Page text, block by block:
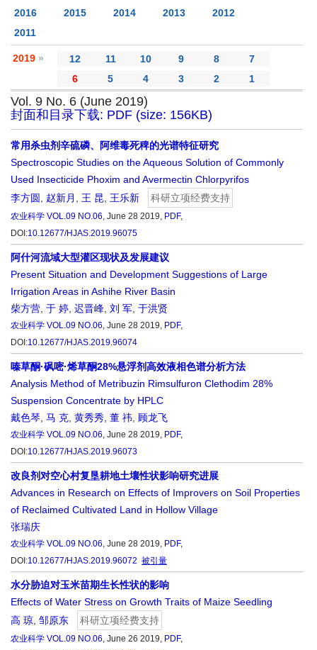
2016
2015 2014 2013
2012
2011
2019 » 12 11 10 9 8
7
6
5 4 3 2 1
Vol. 9 No. 6 (June 2019)
封面和目录下载: PDF (size: 156KB)
常用杀虫剂辛硫磷、阿维毒死稗的光谱特征研究
Spectroscopic Studies on the Aqueous Solution of Commonly
Used Insecticide Phoxim and Avermectin Chlorpyrifos
李方圆
赵新月 王 昆 王乐新 科研立项经费支持
农业科学 VOL.09 NO.06, June 28 2019, PDF,
DOI:10.12677/HJAS.2019.96075
阿什河流域大型灌区现状及发展建议
Present Situation and Development Suggestions of Large
Irrigation Areas in Ashihe River Basin
柴方营 于 婷 迟晋峰 刘 军 于洪贤
农业科学 VOL.09 NO.06, June 28 2019, PDF,
DOI:10.12677/HJAS.2019.96074
嗪草酮·砜嘧·烯草酮28%悬浮剂高效液相色谱分析方法
Analysis Method of Metribuzin Rimsulfuron Clethodim 28%
Suspension Concentrate by HPLC
戴色琴 马 克 黄秀秀 董 祎 顾龙飞
农业科学 VOL.09 NO.06, June 28 2019, PDF,
DOI:10.12677/HJAS.2019.96073
改良剂对空心村复垦耕地土壤性状影响研究进展
Advances in Research on Effects of Improvers on Soil Properties
of Reclaimed Cultivated Land in Hollow Village
张瑞庆
农业科学 VOL.09 NO.06, June 28 2019, PDF,
DOI:10.12677/HJAS.2019.96072 被引量
水分胁迫对玉米苗期生长性状的影响
Effects of Water Stress on Growth Traits of Maize Seedling
高 琼 邹原东 科研立项经费支持
农业科学 VOL.09 NO.06, June 26 2019, PDF,